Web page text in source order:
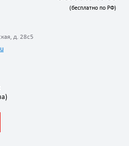
д. 28с5
(бесплатно по РФ)